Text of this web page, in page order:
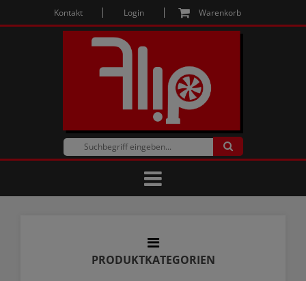
Kontakt Login Warenkorb
PRODUKTKATEGORIEN